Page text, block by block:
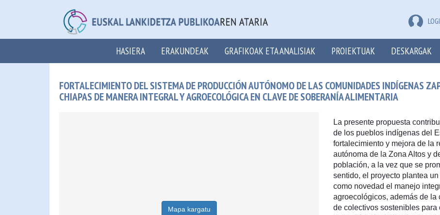
HASIERA ERAKUNDEAK GRAFIKOAK ETA ANALISIAK PROIEKTUAK DESKARGAK
FORTALECIMIENTO DEL SISTEMA DE PRODUCCIÓN AUTÓNOMO DE LAS COMUNIDADES INDÍGENAS
CHIAPAS DE MANERA INTEGRAL Y AGROECOLÓGICA EN CLAVE DE SOBERANÍA ALIMENTARIA
Mapa kargatu
La presente propuesta
de los pueblos indígenas del
fortalecimiento y mejora de la
autónoma de la Zona Altos y
población, a la vez que se
sentido, el proyecto plantea
como novedad el manejo
agroecológicos, además de la
de colectivos sostenibles